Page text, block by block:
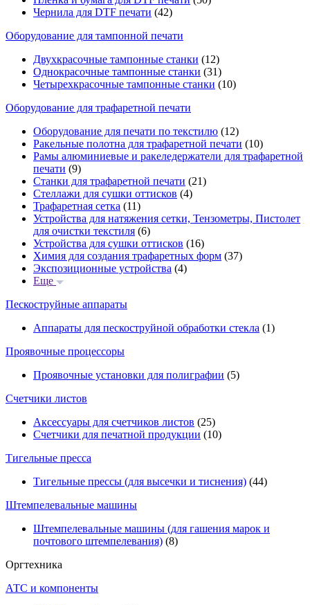
Чернила для DTF печати (42)
Оборудование для тампонной печати
Двухкрасочные тампонные станки (12)
Однокрасочные тампонные станки (31)
Четырехкрасочные тампонные станки (10)
Оборудование для трафаретной печати
Оборудование для печати по текстилю (12)
Ракельные полотна для трафаретной печати (10)
Рамы алюминиевые и ракеледержатели для трафаретной
печати (9)
Станки для трафаретной печати (21)
Стеллажи для сушки оттисков (4)
Трафаретная сетка (11)
Устройства для натяжения сетки, Тензометры, Пистолет
для очистки текстиля (6)
Устройства для сушки оттисков (16)
Химия для создания трафаретных форм (37)
Экспозиционные устройства (4)
Еще
Пескоструйные аппараты
Аппараты для пескоструйной обработки стекла (1)
Проявочные процессоры
Проявочные установки для полиграфии (5)
Счетчики листов
Аксессуары для счетчиков листов (25)
Счетчики для печатной продукции (10)
Тигельные пресса
Тигельные прессы (для высечки и тиснения) (44)
Штемпелевальные машины
Штемпелевальные машины (для гашения марок и
почтового штемпелевания) (8)
Оргтехника
АТС и компоненты